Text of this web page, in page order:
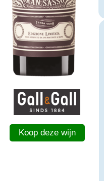
Koop deze wijn